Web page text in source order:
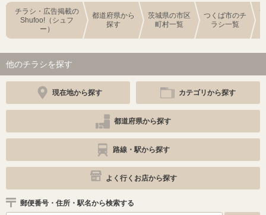
チラシ・広告掲載の
Shufoo!（シュフ
ー）
都道府県から
探す
茨城県の市区
町村一覧
つくば市のチ
ラシ一覧
他のチラシを探す
現在地から探す カテゴリから探す
都道府県から探す
路線・駅から探す
よく行くお店から探す
郵便番号・住所・駅名から検索する